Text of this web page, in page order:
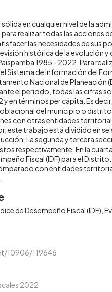
en cualquier nivel de la
realizar todas las acciones
las necesidades de sus
histórica de la evolución
1985 - 2022. Para
Sistema de Información del
Nacional de Planeación
el periodo, todas las cifras
en términos per cápita. Es
del municipio o
con otras entidades
este trabajo está dividido en
La segunda y tercera
respectivamente. En la
Fiscal (IDF) para el
con entidades
de Desempeño Fiscal (IDF)
10906/119646
2022